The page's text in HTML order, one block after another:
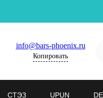
info@bars-phoenix.ru
Копировать
СТЭЗ UPUN